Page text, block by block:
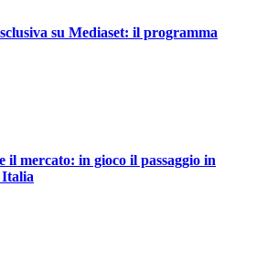
su Mediaset: il programma
il mercato: in gioco il passaggio in
Italia